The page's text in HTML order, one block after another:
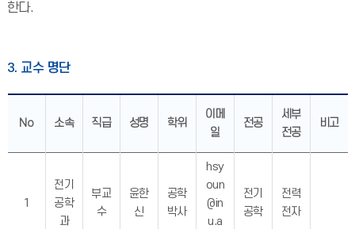
한다.
3. 교수 명단
No 소속 직급 성명 학위
이메
일
전공
세부
전공
비고
1
전기
공학
과
부교
수
윤한
신
공학
박사
hsy
oun
@in
u.a
전기
공학
전력
전자